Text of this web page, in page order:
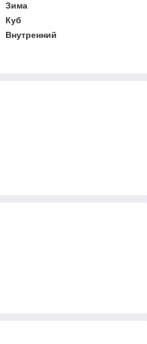
Зима
Куб
Внутренний